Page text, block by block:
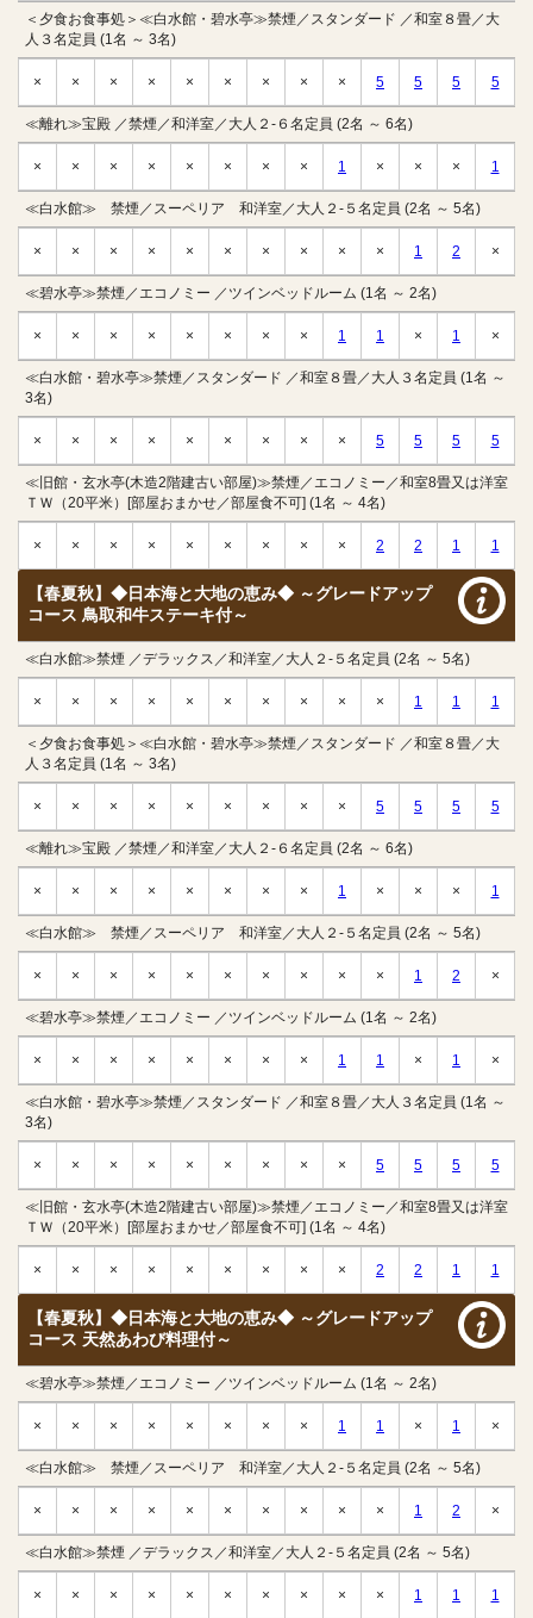
＜夕食お食事処＞≪白水館・碧水亭≫禁煙／スタンダード ／和室８畳／大
人３名定員 (1名 ～ 3名)
× × × × × × × × × 5 5 5 5
≪離れ≫宝殿 ／禁煙／和洋室／大人２-６名定員 (2名 ～ 6名)
× × × × × × × × 1 × × × 1
≪白水館≫ 禁煙／スーペリア 和洋室／大人２-５名定員 (2名 ～ 5名)
× × × × × × × × × × 1 2 ×
≪碧水亭≫禁煙／エコノミー ／ツインベッドルーム (1名 ～ 2名)
× × × × × × × × 1 1 × 1 ×
≪白水館・碧水亭≫禁煙／スタンダード ／和室８畳／大人３名定員 (1名 ～
3名)
× × × × × × × × × 5 5 5 5
≪旧館・玄水亭(木造2階建古い部屋)≫禁煙／エコノミー／和室8畳又は洋室
ＴＷ（20平米）[部屋おまかせ／部屋食不可] (1名 ～ 4名)
× × × × × × × × × 2 2 1 1
【春夏秋】◆日本海と大地の恵み◆ ～グレードアップ
コース 鳥取和牛ステーキ付～
≪白水館≫禁煙 ／デラックス／和洋室／大人２-５名定員 (2名 ～ 5名)
× × × × × × × × × × 1 1 1
＜夕食お食事処＞≪白水館・碧水亭≫禁煙／スタンダード ／和室８畳／大
人３名定員 (1名 ～ 3名)
× × × × × × × × × 5 5 5 5
≪離れ≫宝殿 ／禁煙／和洋室／大人２-６名定員 (2名 ～ 6名)
× × × × × × × × 1 × × × 1
≪白水館≫ 禁煙／スーペリア 和洋室／大人２-５名定員 (2名 ～ 5名)
× × × × × × × × × × 1 2 ×
≪碧水亭≫禁煙／エコノミー ／ツインベッドルーム (1名 ～ 2名)
× × × × × × × × 1 1 × 1 ×
≪白水館・碧水亭≫禁煙／スタンダード ／和室８畳／大人３名定員 (1名 ～
3名)
× × × × × × × × × 5 5 5 5
≪旧館・玄水亭(木造2階建古い部屋)≫禁煙／エコノミー／和室8畳又は洋室
ＴＷ（20平米）[部屋おまかせ／部屋食不可] (1名 ～ 4名)
× × × × × × × × × 2 2 1 1
【春夏秋】◆日本海と大地の恵み◆ ～グレードアップ
コース 天然あわび料理付～
≪碧水亭≫禁煙／エコノミー ／ツインベッドルーム (1名 ～ 2名)
× × × × × × × × 1 1 × 1 ×
≪白水館≫ 禁煙／スーペリア 和洋室／大人２-５名定員 (2名 ～ 5名)
× × × × × × × × × × 1 2 ×
≪白水館≫禁煙 ／デラックス／和洋室／大人２-５名定員 (2名 ～ 5名)
× × × × × × × × × × 1 1 1